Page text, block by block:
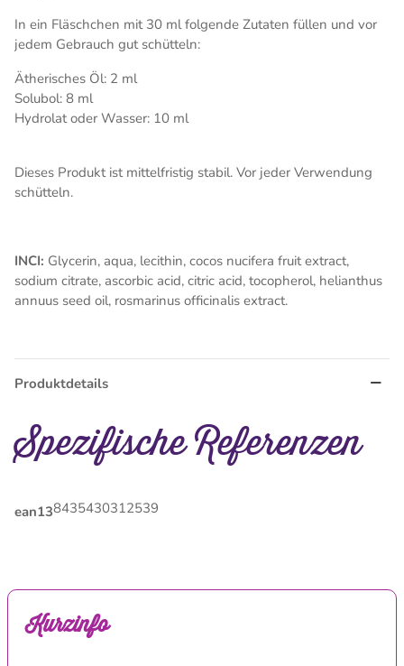
In ein Fläschchen mit 30 ml folgende Zutaten füllen und vor
jedem Gebrauch gut schütteln:
Ätherisches Öl: 2 ml
Solubol: 8 ml
Hydrolat oder Wasser: 10 ml
Dieses Produkt ist mittelfristig stabil. Vor jeder Verwendung
schütteln.
INCI: Glycerin, aqua, lecithin, cocos nucifera fruit extract,
sodium citrate, ascorbic acid, citric acid, tocopherol, helianthus
annuus seed oil, rosmarinus officinalis extract.
Produktdetails
Spezifische Referenzen
ean138435430312539
Kurzinfo